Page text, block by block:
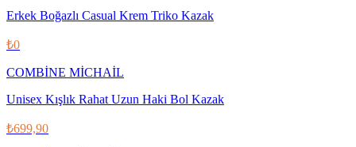
Erkek Boğazlı Casual Krem Triko Kazak
₺0
COMBİNE MİCHAİL
Unisex Kışlık Rahat Uzun Haki Bol Kazak
₺699,90